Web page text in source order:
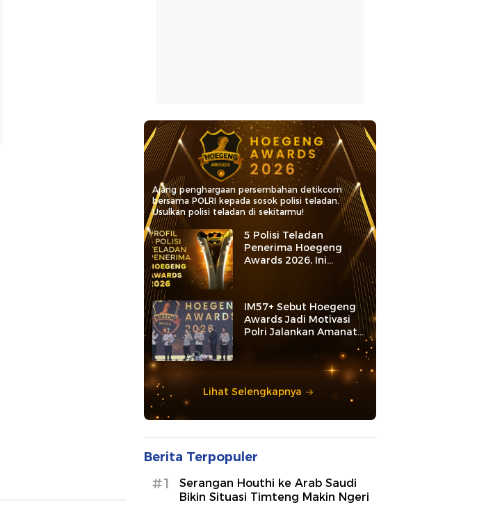
Ajang penghargaan persembahan detikcom
bersama POLRI kepada sosok polisi teladan.
Usulkan polisi teladan di sekitarmu!
5 Polisi Teladan
Penerima Hoegeng
Awards 2026, Ini
Kategori dan Kiprahnya
IM57+ Sebut Hoegeng
Awards Jadi Motivasi
Polri Jalankan Amanat
Lihat Selengkapnya
Berita Terpopuler
#1
Serangan Houthi ke Arab Saudi
Bikin Situasi Timteng Makin Ngeri